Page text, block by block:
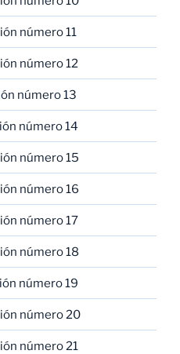
número 11
número 12
número 13
número 14
número 15
número 16
número 17
número 18
número 19
número 20
número 21